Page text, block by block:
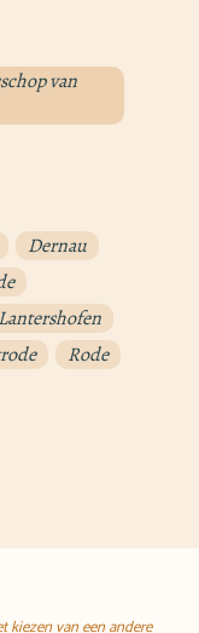
van
Dernau
Lantershofen
Rode
kiezen van een andere